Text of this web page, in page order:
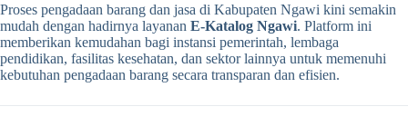
Proses pengadaan barang dan jasa di Kabupaten Ngawi kini semakin
mudah dengan hadirnya layanan E-Katalog Ngawi. Platform ini
memberikan kemudahan bagi instansi pemerintah, lembaga
pendidikan, fasilitas kesehatan, dan sektor lainnya untuk memenuhi
kebutuhan pengadaan barang secara transparan dan efisien.